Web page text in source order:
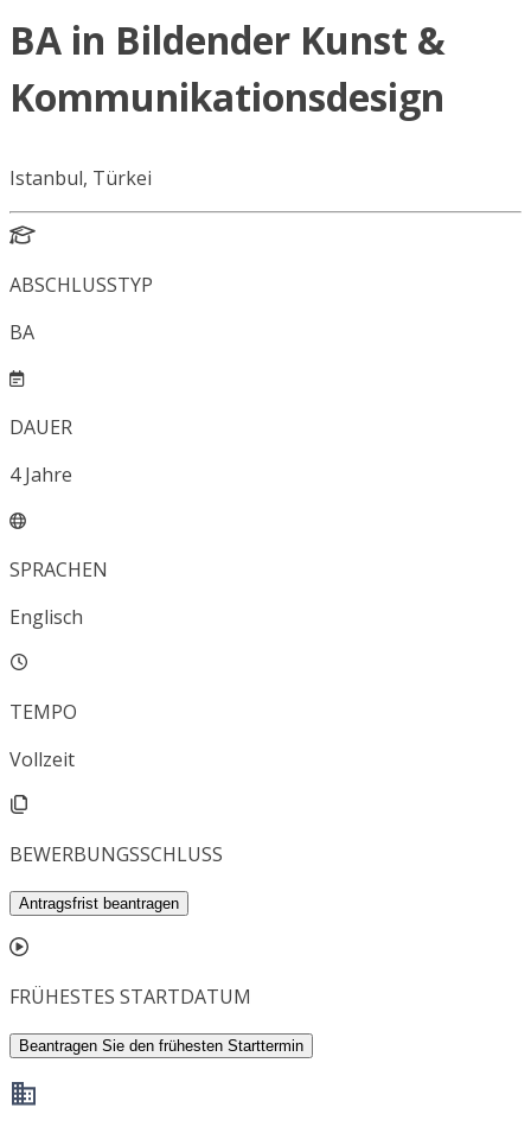
BA in Bildender Kunst &
Kommunikationsdesign
Istanbul, Türkei
ABSCHLUSSTYP
BA
DAUER
4 Jahre
SPRACHEN
Englisch
TEMPO
Vollzeit
BEWERBUNGSSCHLUSS
Antragsfrist beantragen
FRÜHESTES STARTDATUM
Beantragen Sie den frühesten Starttermin